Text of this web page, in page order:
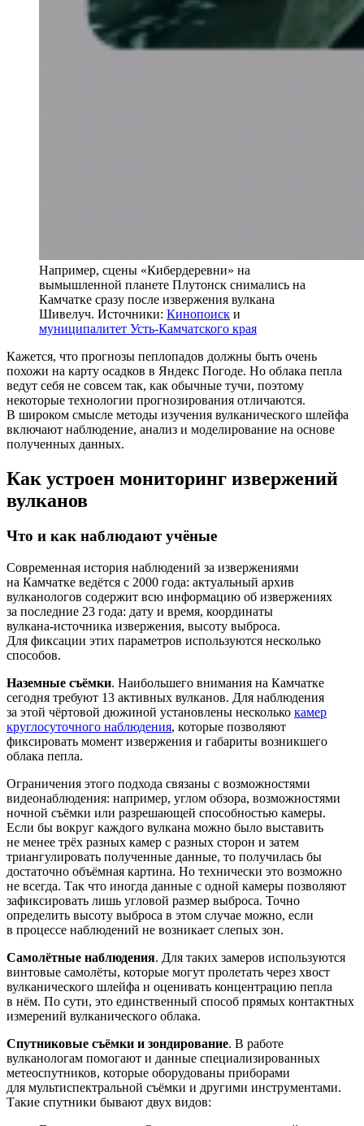
Например, сцены «Кибердеревни» на
вымышленной планете Плутонск снимались на
Камчатке сразу после извержения вулкана
Шивелуч. Источники: Кинопоиск и
муниципалитет Усть-Камчатского края
Кажется, что прогнозы пеплопадов должны быть очень
похожи на карту осадков в Яндекс Погоде. Но облака пепла
ведут себя не совсем так, как обычные тучи, поэтому
некоторые технологии прогнозирования отличаются.
В широком смысле методы изучения вулканического шлейфа
включают наблюдение, анализ и моделирование на основе
полученных данных.
Как устроен мониторинг извержений
вулканов
Что и как наблюдают учёные
Современная история наблюдений за извержениями
на Камчатке ведётся с 2000 года: актуальный архив
вулканологов содержит всю информацию об извержениях
за последние 23 года: дату и время, координаты
вулкана‑источника извержения, высоту выброса.
Для фиксации этих параметров используются несколько
способов.
Наземные съёмки. Наибольшего внимания на Камчатке
сегодня требуют 13 активных вулканов. Для наблюдения
за этой чёртовой дюжиной установлены несколько камер
круглосуточного наблюдения, которые позволяют
фиксировать момент извержения и габариты возникшего
облака пепла.
Ограничения этого подхода связаны с возможностями
видеонаблюдения: например, углом обзора, возможностями
ночной съёмки или разрешающей способностью камеры.
Если бы вокруг каждого вулкана можно было выставить
не менее трёх разных камер с разных сторон и затем
триангулировать полученные данные, то получилась бы
достаточно объёмная картина. Но технически это возможно
не всегда. Так что иногда данные с одной камеры позволяют
зафиксировать лишь угловой размер выброса. Точно
определить высоту выброса в этом случае можно, если
в процессе наблюдений не возникает слепых зон.
Самолётные наблюдения. Для таких замеров используются
винтовые самолёты, которые могут пролетать через хвост
вулканического шлейфа и оценивать концентрацию пепла
в нём. По сути, это единственный способ прямых контактных
измерений вулканического облака.
Спутниковые съёмки и зондирование. В работе
вулканологам помогают и данные специализированных
метеоспутников, которые оборудованы приборами
для мультиспектральной съёмки и другими инструментами.
Такие спутники бывают двух видов: